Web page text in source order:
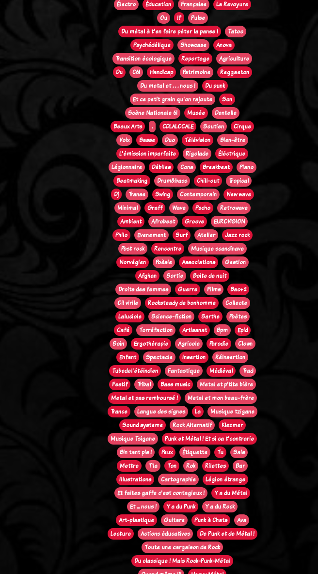
Électro
Éducation Française
La Revoyure
Ou
!?
Pulse
Du métal à t'en faire péter la panse !
Tatoo
Psychédélique
Showcase
Anova
Transition écologique
Reportage
Agriculture
Du
C61 Handicap Patrimoine
Reggaeton
Du metal et . . . nous !
Du punk
Et ce petit grain qu'on rajoute
Son
Scène Nationale 61
Musée
Dentelle
Beaux Arts
. CDLALOCALE Soutien
Cirque
Voix
Basse Duo Télévision
Bien-être
L'émission imparfaite
Rigolade
Éléctrique
Légionnaire
Débiles Cons Breakbeat
Piano
Beatmaking
Drum&bass Chill-out
Tropical
Dj
Transe Swing Contemporain
New wave
Minimal
Graff Wave Pscho
Retrowave
Ambient
Afrobeat Groove
EUROVISION
Philo
Evenement Surf Atelier
Jazz rock
Post rock
Rencontre
Musique scandinave
Norvégien
Poèsie Associations
Gestion
Afghan
Sortie
Boite de nuit
Droits des femmes
Guerre Films
Bac+2
Oi! virile
Rocksteady de bonhomme
Collecte
Laluciole
Science-fiction Sarthe
Poètes
Café
Torréfaction Artisanat Bpm
Epid
Soin
Ergothérapie Agricole Parodie
Clown
Enfant
Spectacle Insertion
Réinsertion
Tubedel'étéindien
Fantastique Médiéval
Trad
Festif
Tribal Bass music
Metal et p'tite bière
Metal et pas remboursé !
Metal et mon beau-frère
Trance
Langue des signes La
Musique tzigane
Sound systeme
Rock Alternatif
Klezmer
Musique Tsigane
Punk et Métal ! Et si ca t'contrarie
Bin tant pis !
Peux Étiquette Tu
Sais
Mettre
T'la Ton Rok Rilettes
Bar
Illustrations
Cartographie
Légion étrange
Et faites gaffe c'est contagieux !
Y a du Métal
Et ... nous !
Y a du Punk
Y a du Rock
Art-plastique
Guitare Punk à Chats
Ava
Lecture
Actions éducatives
De Punk et de Métal !
Toute une cargaison de Rock
Du classique ! Mais Rock-Punk-Métal